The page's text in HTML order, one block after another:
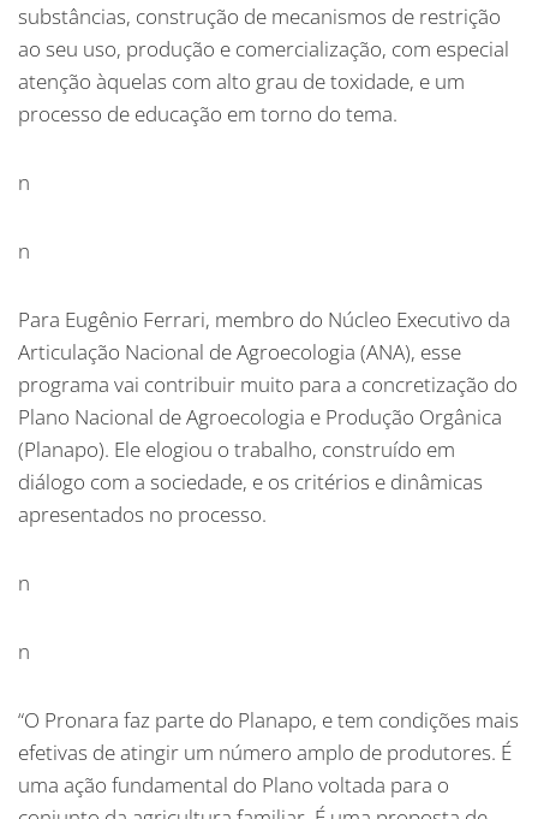
substâncias, construção de mecanismos de restrição
ao seu uso, produção e comercialização, com especial
atenção àquelas com alto grau de toxidade, e um
processo de educação em torno do tema.
n
n
Para Eugênio Ferrari, membro do Núcleo Executivo da
Articulação Nacional de Agroecologia (ANA), esse
programa vai contribuir muito para a concretização do
Plano Nacional de Agroecologia e Produção Orgânica
(Planapo). Ele elogiou o trabalho, construído em
diálogo com a sociedade, e os critérios e dinâmicas
apresentados no processo.
n
n
“O Pronara faz parte do Planapo, e tem condições mais
efetivas de atingir um número amplo de produtores. É
uma ação fundamental do Plano voltada para o